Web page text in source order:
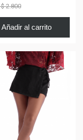
$ 2.800
Añadir al carrito